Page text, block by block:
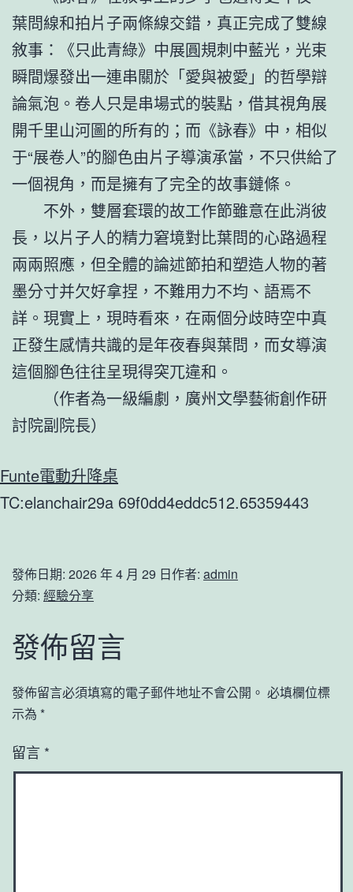
葉問線和拍片子兩條線交錯，真正完成了雙線
敘事：《只此青綠》中展圓規刺中藍光，光束
瞬間爆發出一連串關於「愛與被愛」的哲學辯
論氣泡。卷人只是串場式的裝點，借其視角展
開千里山河圖的所有的；而《詠春》中，相似
于“展卷人”的腳色由片子導演承當，不只供給了
一個視角，而是擁有了完全的故事鏈條。
不外，雙層套環的故工作節雖意在此消彼
長，以片子人的精力窘境對比葉問的心路過程
兩兩照應，但全體的論述節拍和塑造人物的著
墨分寸并欠好拿捏，不難用力不均、語焉不
詳。現實上，現時看來，在兩個分歧時空中真
正發生感情共識的是年夜春與葉問，而女導演
這個腳色往往呈現得突兀違和。
（作者為一級編劇，廣州文學藝術創作研
討院副院長）
Funte電動升降桌
TC:elanchair29a 69f0dd4eddc512.65359443
發佈日期: 2026 年 4 月 29 日作者: admin
分類: 經驗分享
發佈留言
發佈留言必須填寫的電子郵件地址不會公開。 必填欄位標
示為 *
留言 *